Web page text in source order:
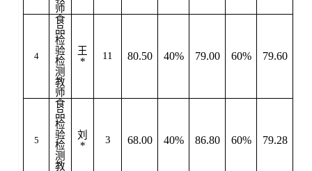
师
4
食
品
检
验
检
测
教
师
王
*
11 80.50 40% 79.00 60% 79.60
5
食
品
检
验
检
测
教
刘
*
3 68.00 40% 86.80 60% 79.28